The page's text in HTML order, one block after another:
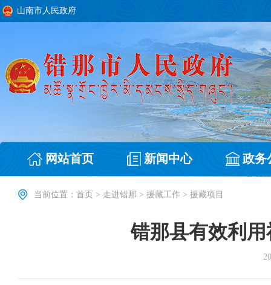
山南市人民政府
网站首页 新闻中心 政务
当前位置： 首页 > 走进错那 > 援藏工作 > 援藏项目
错那县有效利